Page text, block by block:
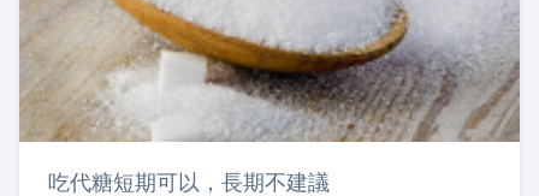
吃代糖短期可以，長期不建議